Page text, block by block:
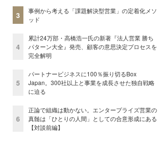
3
事例から考える「課題解決型営業」の定着化メソ
ッド
4
累計24万部・高橋浩一氏の新著『法人営業 勝ち
パターン大全』発売、顧客の意思決定プロセスを
完全解明
5
パートナービジネスに100％振り切るBox
Japan。300社以上と事業を成長させた独自戦略
に迫る
6
正論で組織は動かない。エンタープライズ営業の
真髄は「ひとりの人間」としての合意形成にある
【対談前編】